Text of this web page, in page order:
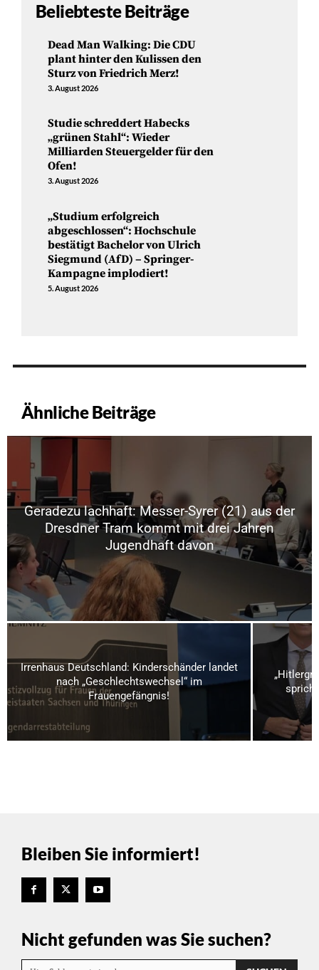
Beliebteste Beiträge
Dead Man Walking: Die CDU
plant hinter den Kulissen den
Sturz von Friedrich Merz!
3. August 2026
Studie schreddert Habecks
„grünen Stahl“: Wieder
Milliarden Steuergelder für den
Ofen!
3. August 2026
„Studium erfolgreich
abgeschlossen“: Hochschule
bestätigt Bachelor von Ulrich
Siegmund (AfD) – Springer-
Kampagne implodiert!
5. August 2026
Ähnliche Beiträge
Geradezu lachhaft: Messer-Syrer (21) aus der
Dresdner Tram kommt mit drei Jahren
Jugendhaft davon
Irrenhaus Deutschland: Kinderschänder landet
nach „Geschlechtswechsel“ im
Frauengefängnis!
Bleiben Sie informiert!
Nicht gefunden was Sie suchen?